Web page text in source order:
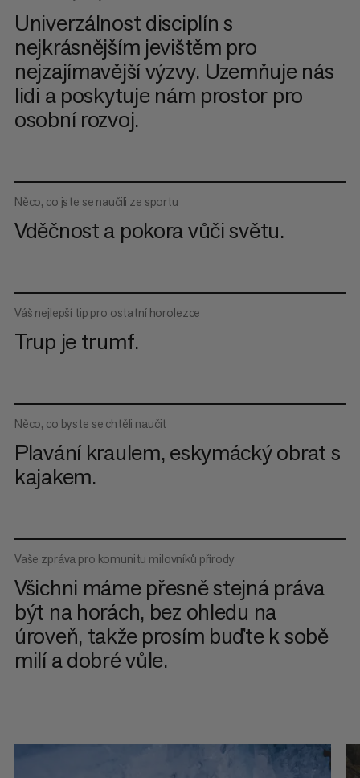
Univerzálnost disciplín s
nejkrásnějším jevištěm pro
nejzajímavější výzvy. Uzemňuje nás
lidi a poskytuje nám prostor pro
osobní rozvoj.
Něco, co jste se naučili ze sportu
Vděčnost a pokora vůči světu.
Váš nejlepší tip pro ostatní horolezce
Trup je trumf.
Něco, co byste se chtěli naučit
Plavání kraulem, eskymácký obrat s
kajakem.
Vaše zpráva pro komunitu milovníků přírody
Všichni máme přesně stejná práva
být na horách, bez ohledu na
úroveň, takže prosím buďte k sobě
milí a dobré vůle.